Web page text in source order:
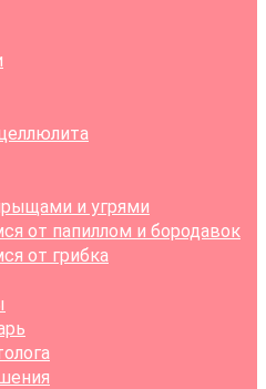
и угрями
от папиллом и бородавок
от грибка